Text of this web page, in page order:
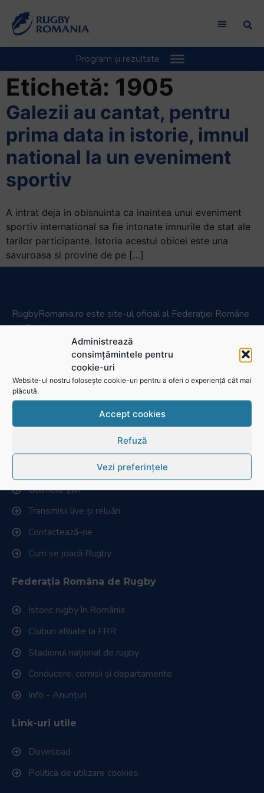
Administrează
consimțămintele pentru
cookie-uri
Website-ul nostru folosește cookie-uri pentru a oferi o experiență cât mai
plăcută.
Accept cookies
Refuză
Vezi preferințele
Etichetă: 1905
Galezii au cantat, pentru
prima data in istorie, imnul
national la un eveniment
sportiv
A intrat deja in obisnuinta ca inaintea unui eveniment
sportiv international sa fie intonate imnurile de stat ale
tarilor participante. Istoria acestui obicei este una
savuroasa si provine de pe […]
RugbyRomania.ro este site-ul oficial al Federației Române
de Rugby.
Bd. Mărăști nr. 18-20, sector 1, București
031.1000.500
Fax: 031.1000.400
© Toate drepturile sunt rezervate.
Website realizat și întreținut de
Navighează în website
Ultimele știri
Transmisii live și reluări
Contactează-ne
Cum se joacă Rugby
Federația Româna de Rugby
Istoric rugby în România
Cluburi afiliate la FRR
Stadionul național de rugby
Conducere, comisii și departamente
Info - Anunțuri
Link-uri utile
Download
Politica de utilizare cookies